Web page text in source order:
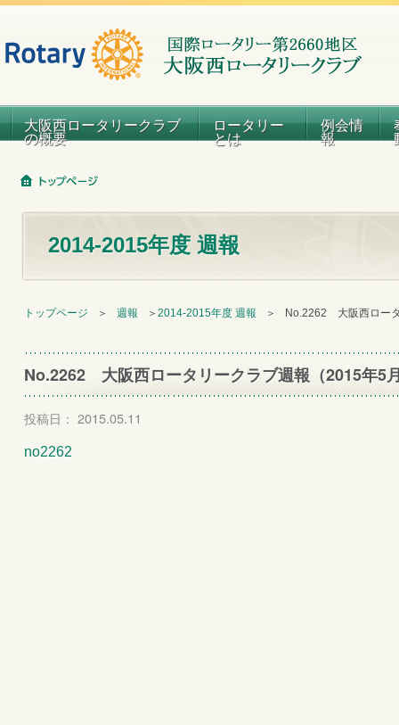
大阪西ロータリークラブ
の概要
ロータリー
とは
例会情
報
2014-2015年度 週報
トップページ ＞ 週報 ＞ 2014-2015年度 週報 ＞ No.2262 大阪西ロー
No.2262 大阪西ロータリークラブ週報（2015年5
投稿日： 2015.05.11
no2262